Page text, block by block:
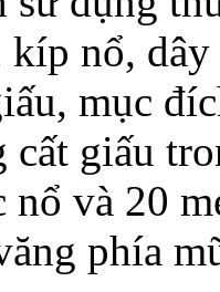
kíp nổ,
mục
cất giấu
nổ và 20
phía